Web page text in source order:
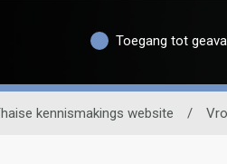
Toegang tot
kennismakings website /